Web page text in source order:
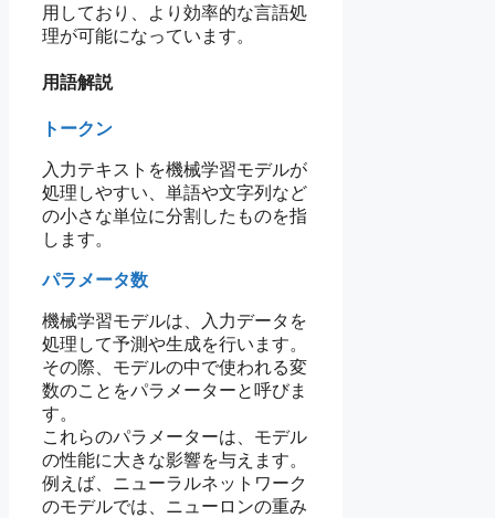
用しており、より効率的な言語処
理が可能になっています。
用語解説
トークン
入力テキストを機械学習モデルが
処理しやすい、単語や文字列など
の小さな単位に分割したものを指
します。
パラメータ数
機械学習モデルは、入力データを
処理して予測や生成を行います。
その際、モデルの中で使われる変
数のことをパラメーターと呼びま
す。
これらのパラメーターは、モデル
の性能に大きな影響を与えます。
例えば、ニューラルネットワーク
のモデルでは、ニューロンの重み